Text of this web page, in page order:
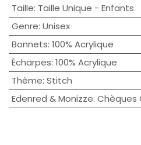
Taille: Taille Unique - Enfants
Genre: Unisex
Bonnets: 100% Acrylique
Écharpes: 100% Acrylique
Thème: Stitch
Edenred & Monizze: Chèques